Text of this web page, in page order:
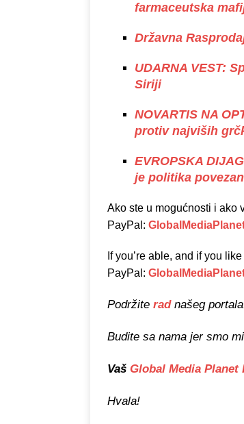
farmaceutska
Državna
UDARNA VEST:
Siriji
NOVARTIS NA
protiv najviših
EVROPSKA
je politika
Ako ste u mogućnosti i ako
PayPal:
If you’re able, and if you
PayPal:
Podržite rad našeg
Budite sa nama jer smo
Vaš Global Media Planet
Hvala!